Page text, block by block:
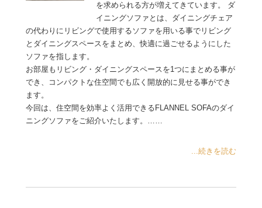
を求められる方が増えてきています。 ダ
イニングソファとは、ダイニングチェア
の代わりにリビングで使用するソファを用いる事でリビング
とダイニングスペースをまとめ、快適に過ごせるようにした
ソファを指します。
お部屋もリビング・ダイニングスペースを1つにまとめる事が
でき、コンパクトな住空間でも広く開放的に見せる事ができ
ます。
今回は、住空間を効率よく活用できるFLANNEL SOFAのダイ
ニングソファをご紹介いたします。……
...続きを読む